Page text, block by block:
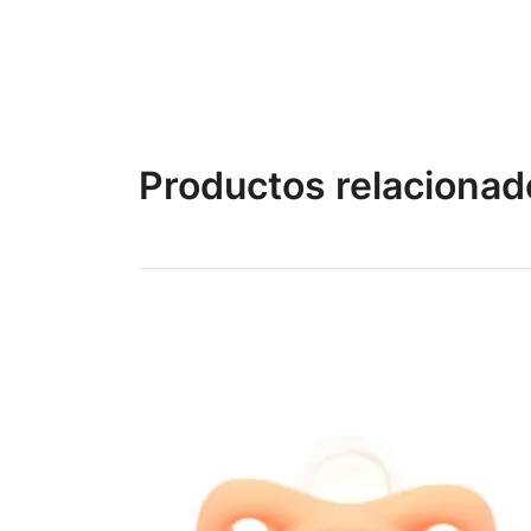
Productos